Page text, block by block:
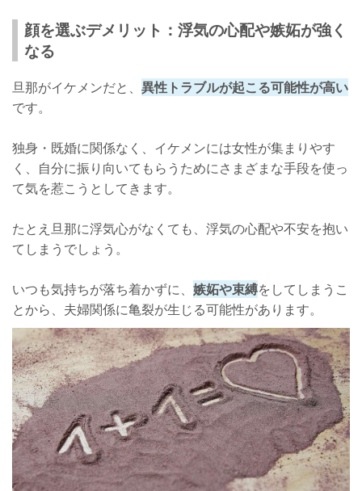
顔を選ぶデメリット：浮気の心配や嫉妬が強く
なる
旦那がイケメンだと、 異性トラブルが起こる可能性が高い
です。
独身・既婚に関係なく、イケメンには女性が集まりやす
く、自分に振り向いてもらうためにさまざまな手段を使っ
て気を惹こうとしてきます。
たとえ旦那に浮気心がなくても、浮気の心配や不安を抱い
てしまうでしょう。
いつも気持ちが落ち着かずに、 嫉妬や束縛をしてしまうこ
とから、夫婦関係に亀裂が生じる可能性があります。